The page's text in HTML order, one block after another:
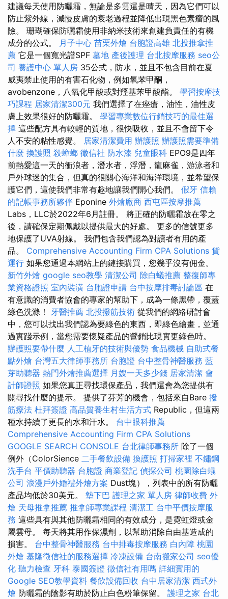
建議每天使用防曬霜，無論是多雲還是晴天，因為它們可以
防止紫外線，減慢皮膚的衰老過程並降低出現黑色素瘤的風
險。 珊瑚確保防曬霜使用非納米技術來創建負責任的有機
成分的公式。
月子中心 苗栗外燴 台胞證高雄 北投推拿推
薦 它是一個寬光譜SPF 墓地 產後護理 台北按摩服務 seo公
司 養護中心 單人房 35公式，防水，並且不包含目前在夏
威夷禁止使用的有害石化物，例如氧苯甲酮，
avobenzone，八氧化甲酸或對羥基苯甲酸酯。 學習按摩技
巧課程 居家清潔300元 我們選擇了在痤瘡，油性，油性皮
膚上效果很好的防曬霜。 學習專業數位行銷技巧的最佳選
擇 這些配方具有較輕的質地，很快吸收，並且不會留下令
人不安的粘性感覺。 居家清潔費用 辦護照 辦護照需要準備
什麼 換護照 殺蟑螂 徵信社 防水漆 兒童眼科 EPO9是四年
前熱愛這一天的衝浪者，潛水者，浮潛，龍麻雀，游泳者和
戶外球迷的集合，但真的很關心海洋和海洋環境，並希望保
護它們，這使我們非常有趣地讓我們開心我們。 假牙 信賴
的記帳事務所夥伴 Eponine 外燴廠商 西屯區按摩推薦
Labs，LLC於2022年6月註冊。 將正確的防曬霜放在零之
後，請確保定期佩戴以提供最大的好處。 更多的信號更多
地保護了UVA射線。 我們包含我們認為對讀者有用的產
品。 Comprehensive Accounting Firm CPA Solutions 貨
運行 如果您通過本網站上的鏈接購買，您幾乎沒有佣金。
新竹外燴 google seo教學 清潔公司 除白蟻推薦 整復師專
業資格證照 室內裝潢 台胞證申請 台中按摩排毒討論區 在
有意識的消費者協會的專家的幫助下，成為一條黑帶，覆蓋
綠色洗滌！ 牙醫推薦 北投撥筋技術 從我們的網絡研討會
中，您可以找出我們認為要綠色的東西，即綠色繪畫，並通
過實踐示例，當您需要懷疑產品的營銷比現實更綠色時。
辦護照要帶什麼 人工植牙的技術與優勢 食品機械 自助式餐
點外燴 台灣五大律師事務所 台胞證 台中整骨神醫服務 藍
芽助聽器 熱門外燴推薦選擇 月嫂一天多少錢 居家清潔 會
計師證照 如果您真正尋找環保產品，我們還會為您提供有
關尋找什麼的提示。 提供了芬芳的機會，包括來自Bare 撥
筋療法 杜拜簽證 高品質養生村生活方式 Republic，但這兩
種水持續了更長的水和汗水。 台中眼科推薦
Comprehensive Accounting Firm CPA Solutions
GOOGLE SEARCH CONSOLE 台北律師事務所 除了一個
例外（ColorSience 二手餐飲設備 換護照 打掃家裡 不鏽鋼
洗手台 平價助聽器 台胞證 商業登記 偵探公司 桃園除白蟻
公司 浪漫戶外婚禮外燴方案 Dust塊），列表中的所有防曬
產品均低於30美元。 墊下巴 護理之家 單人房 律師收費 外
燴 天母推拿推薦 推拿師專業課程 清潔工 台中平價按摩服
務 這些具有與其他防曬霜相同的有效成分，是霓虹燈或金
屬雲母。 每天將其用作保濕劑，以幫助消除自由基造成的
損害。 台中整骨神醫服務 台中排毒按摩服務 白內障 桃園
外燴 基隆徵信社的服務選擇 冷凍設備 台南搬家公司 seo優
化 聽力檢查 牙科 泰國簽證 徵信社有用嗎 詳細實用的
Google SEO教學資料 餐飲設備回收 台中居家清潔 西式外
燴 防曬霜的陰影有助於防止白色粉筆保留。 護理之家 台北